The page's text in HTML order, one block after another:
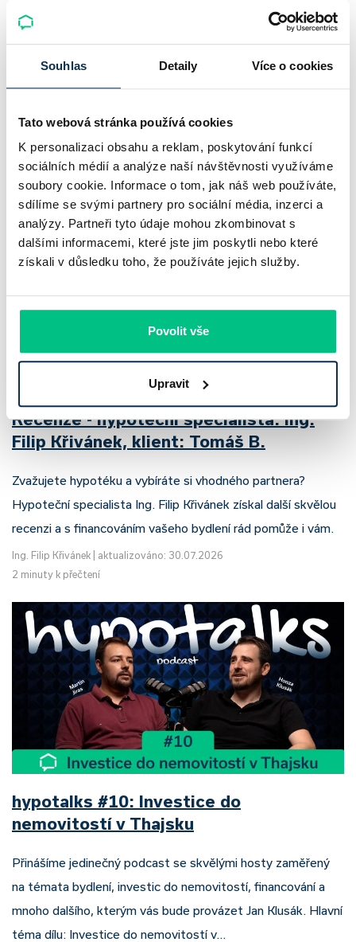
Souhlas Detaily Více o cookies
Tato webová stránka používá cookies
K personalizaci obsahu a reklam, poskytování funkcí
sociálních médií a analýze naší návštěvnosti využíváme
soubory cookie. Informace o tom, jak náš web používáte,
sdílíme se svými partnery pro sociální média, inzerci a
analýzy. Partneři tyto údaje mohou zkombinovat s
dalšími informacemi, které jste jim poskytli nebo které
získali v důsledku toho, že používáte jejich služby.
Povolit vše
Upravit
Komerční banka: pokles zisku
Komerční banka nabízí docela plastický obrázek dnešního
bankovního trhu. Na jedné straně jí podle zadaného rámce
klesl zisk na 8,5 miliardy korun, na druhé ale dál výrazně
rostly úvěry a…
Pavel Pohanka|aktualizováno: 31.07.2026
Recenze - hypoteční specialista: Ing.
Filip Křivánek, klient: Tomáš B.
Zvažujete hypotéku a vybíráte si vhodného partnera?
Hypoteční specialista Ing. Filip Křivánek získal další skvělou
recenzi a s financováním vašeho bydlení rád pomůže i vám.
Ing. Filip Křivánek
aktualizováno: 30.07.2026
2 minuty k přečtení
hypotalks #10: Investice do
nemovitostí v Thajsku
Přinášíme jedinečný podcast se skvělými hosty zaměřený
na témata bydlení, investic do nemovitostí, financování a
mnoho dalšího, kterým vás bude provázet Jan Klusák. Hlavní
téma dílu: Investice do nemovitostí v…